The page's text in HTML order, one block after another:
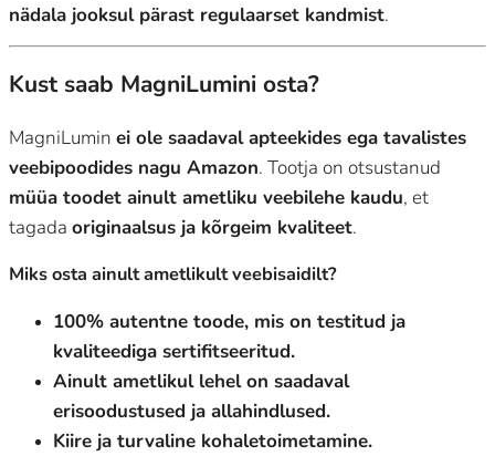
nädala jooksul pärast regulaarset kandmist.
Kust saab MagniLumini osta?
MagniLumin ei ole saadaval apteekides ega tavalistes
veebipoodides nagu Amazon. Tootja on otsustanud
müüa toodet ainult ametliku veebilehe kaudu, et
tagada originaalsus ja kõrgeim kvaliteet.
Miks osta ainult ametlikult veebisaidilt?
100% autentne toode, mis on testitud ja
kvaliteediga sertifitseeritud.
Ainult ametlikul lehel on saadaval
erisoodustused ja allahindlused.
Kiire ja turvaline kohaletoimetamine.